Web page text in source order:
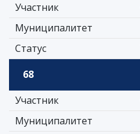
Участник
Муниципалитет
Статус
68
Участник
Муниципалитет